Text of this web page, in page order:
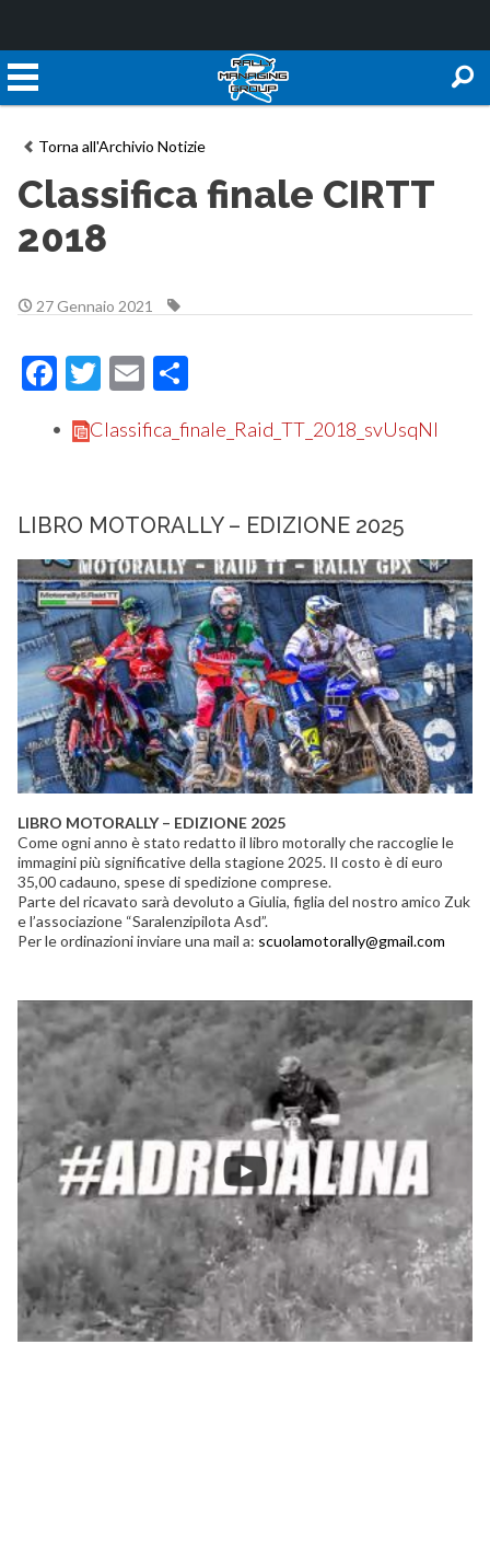
Torna all'Archivio Notizie
Classifica finale CIRTT
2018
27 Gennaio 2021
Facebook
Twitter
Email
Classifica_finale_Raid_TT_2018_svUsqNI
LIBRO MOTORALLY – EDIZIONE 2025
LIBRO MOTORALLY – EDIZIONE 2025
Come ogni anno è stato redatto il libro motorally che raccoglie le
immagini più significative della stagione 2025. Il costo è di euro
35,00 cadauno, spese di spedizione comprese.
Parte del ricavato sarà devoluto a Giulia, figlia del nostro amico Zuk
e l’associazione “Saralenzipilota Asd”.
Per le ordinazioni inviare una mail a: scuolamotorally@gmail.com
THIS
IS
MOTORALLY!